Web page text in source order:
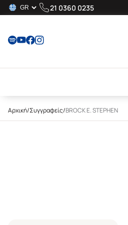
21 0360 0235
Αρχική/Συγγραφείς/BROCK E. STEPHEN